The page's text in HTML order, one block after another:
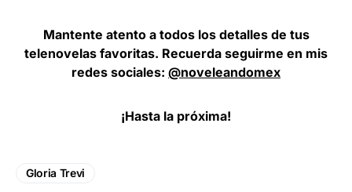
Mantente atento a todos los detalles de tus
telenovelas favoritas. Recuerda seguirme en mis
redes sociales: @noveleandomex
¡Hasta la próxima!
Gloria Trevi